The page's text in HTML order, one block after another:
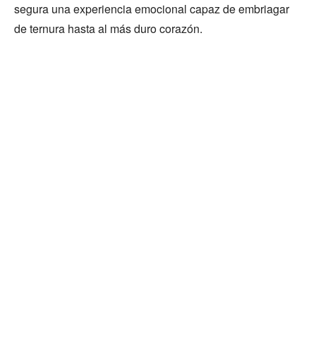
segura una experiencia emocional capaz de embriagar
de ternura hasta al más duro corazón.